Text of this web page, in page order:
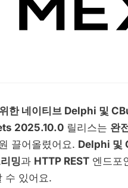
한 네이티브 Delphi 및
2025.10.0 릴리스는 완
끌어올렸어요. Delphi 및
밍과 HTTP REST 엔드포
수 있어요.